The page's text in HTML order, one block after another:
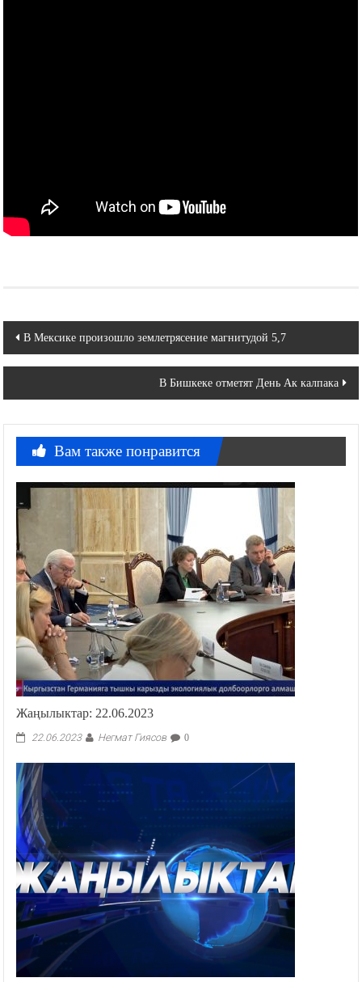
Навигация
по
В Мексике произошло землетрясение магнитудой 5,7
В Бишкеке отметят День Ак калпака
Вам также понравится
Жаңылыктар: 22.06.2023
22.06.2023 Негмат Гиясов 0